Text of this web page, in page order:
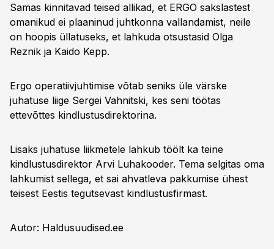
Samas kinnitavad teised allikad, et ERGO sakslastest
omanikud ei plaaninud juhtkonna vallandamist, neile
on hoopis üllatuseks, et lahkuda otsustasid Olga
Reznik ja Kaido Kepp.
Ergo operatiivjuhtimise võtab seniks üle värske
juhatuse liige Sergei Vahnitski, kes seni töötas
ettevõttes kindlustusdirektorina.
Lisaks juhatuse liikmetele lahkub töölt ka teine
kindlustusdirektor Arvi Luhakooder. Tema selgitas oma
lahkumist sellega, et sai ahvatleva pakkumise ühest
teisest Eestis tegutsevast kindlustusfirmast.
Autor: Haldusuudised.ee